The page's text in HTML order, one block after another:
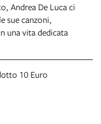
Andrea De Luca ci
sue canzoni,
una vita dedicata
10 Euro